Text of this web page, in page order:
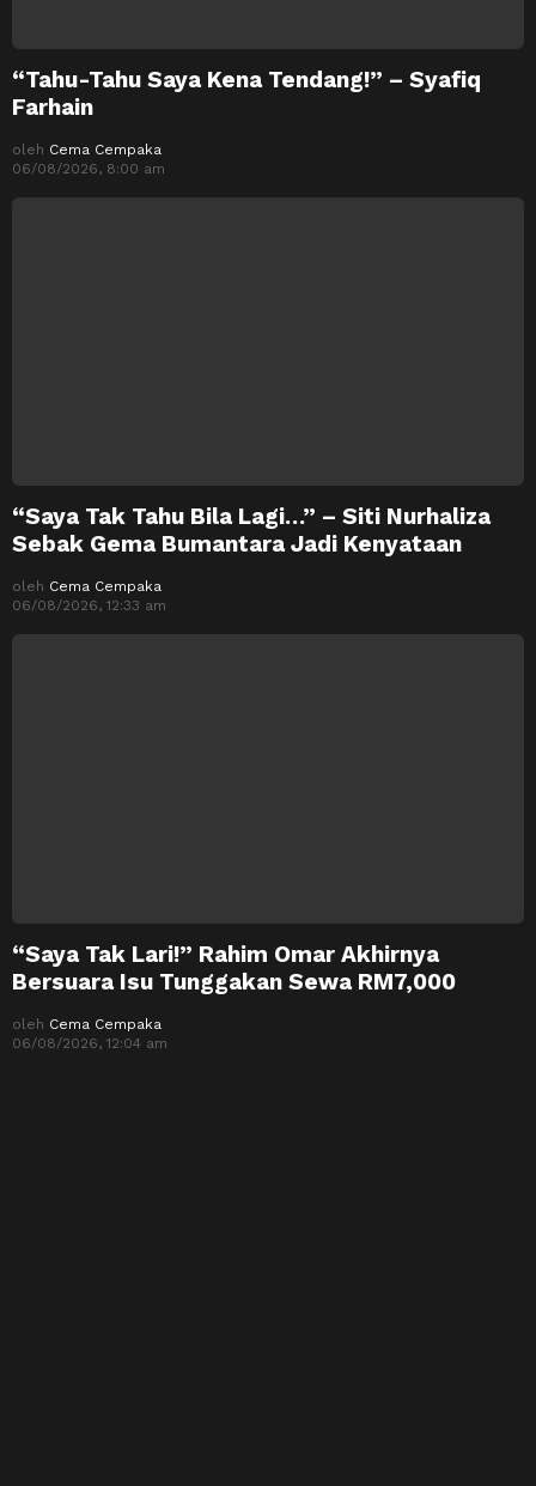
“Tahu-Tahu Saya Kena Tendang!” – Syafiq
Farhain
oleh Cema Cempaka
06/08/2026, 8:00 am
“Saya Tak Tahu Bila Lagi…” – Siti Nurhaliza
Sebak Gema Bumantara Jadi Kenyataan
oleh Cema Cempaka
06/08/2026, 12:33 am
“Saya Tak Lari!” Rahim Omar Akhirnya
Bersuara Isu Tunggakan Sewa RM7,000
oleh Cema Cempaka
06/08/2026, 12:04 am